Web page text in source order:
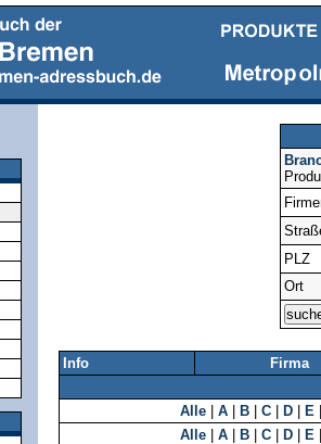
PLZ
Ort
Info Firma
Alle A B C D E
Alle
A B C D E